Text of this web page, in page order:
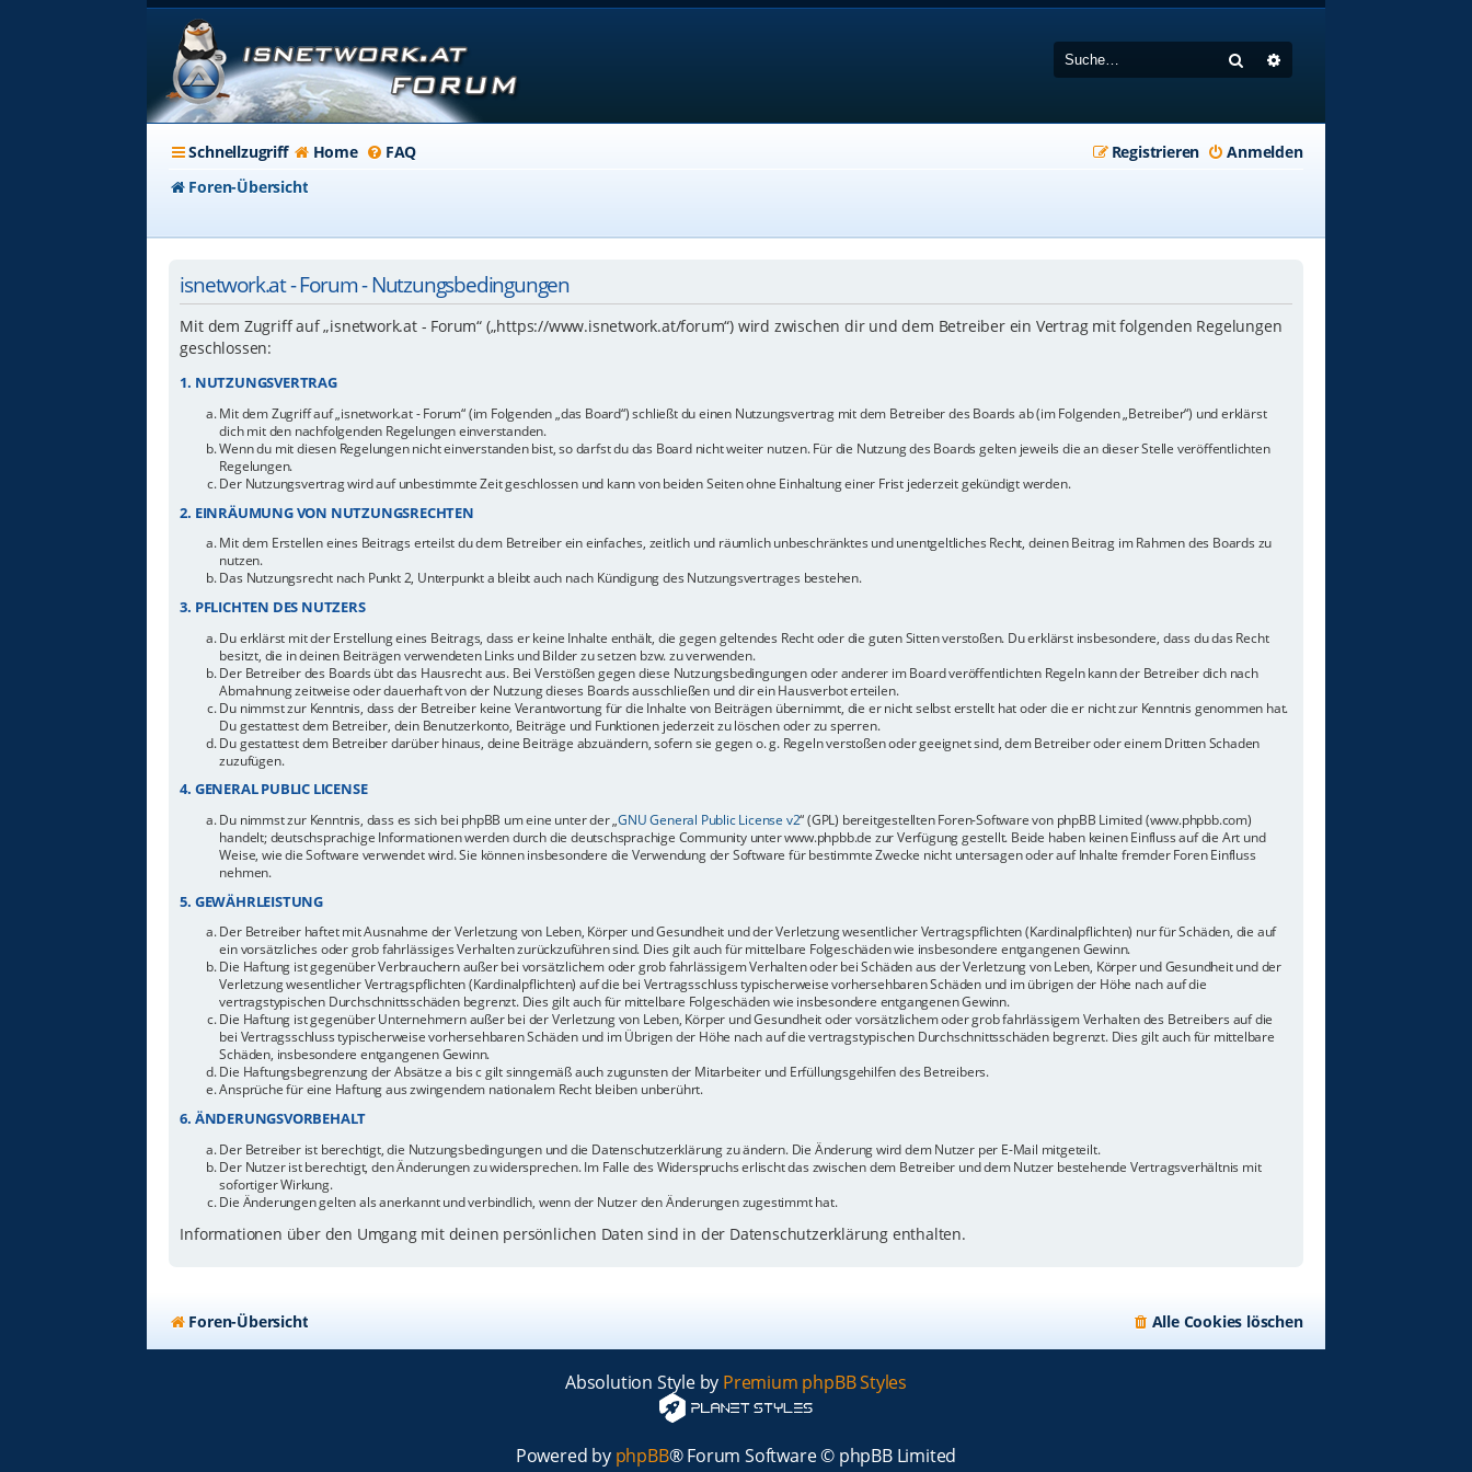
Suche
Schnellzugriff Home FAQ Anmelden
Registrieren
Foren-Übersicht
isnetwork.at - Forum - Nutzungsbedingungen
Mit dem Zugriff auf „isnetwork.at - Forum“ („https://www.isnetwork.at/forum“) wird zwischen dir und dem Betreiber ein Vertrag mit folgenden Regelungen
geschlossen:
1. NUTZUNGSVERTRAG
Mit dem Zugriff auf „isnetwork.at - Forum“ (im Folgenden „das Board“) schließt du einen Nutzungsvertrag mit dem Betreiber des Boards ab (im Folgenden „Betreiber“) und erklärst
dich mit den nachfolgenden Regelungen einverstanden.
Wenn du mit diesen Regelungen nicht einverstanden bist, so darfst du das Board nicht weiter nutzen. Für die Nutzung des Boards gelten jeweils die an dieser Stelle veröffentlichten
Regelungen.
Der Nutzungsvertrag wird auf unbestimmte Zeit geschlossen und kann von beiden Seiten ohne Einhaltung einer Frist jederzeit gekündigt werden.
2. EINRÄUMUNG VON NUTZUNGSRECHTEN
Mit dem Erstellen eines Beitrags erteilst du dem Betreiber ein einfaches, zeitlich und räumlich unbeschränktes und unentgeltliches Recht, deinen Beitrag im Rahmen des Boards zu
nutzen.
Das Nutzungsrecht nach Punkt 2, Unterpunkt a bleibt auch nach Kündigung des Nutzungsvertrages bestehen.
3. PFLICHTEN DES NUTZERS
Du erklärst mit der Erstellung eines Beitrags, dass er keine Inhalte enthält, die gegen geltendes Recht oder die guten Sitten verstoßen. Du erklärst insbesondere, dass du das Recht
besitzt, die in deinen Beiträgen verwendeten Links und Bilder zu setzen bzw. zu verwenden.
Der Betreiber des Boards übt das Hausrecht aus. Bei Verstößen gegen diese Nutzungsbedingungen oder anderer im Board veröffentlichten Regeln kann der Betreiber dich nach
Abmahnung zeitweise oder dauerhaft von der Nutzung dieses Boards ausschließen und dir ein Hausverbot erteilen.
Du nimmst zur Kenntnis, dass der Betreiber keine Verantwortung für die Inhalte von Beiträgen übernimmt, die er nicht selbst erstellt hat oder die er nicht zur Kenntnis genommen hat.
Du gestattest dem Betreiber, dein Benutzerkonto, Beiträge und Funktionen jederzeit zu löschen oder zu sperren.
Du gestattest dem Betreiber darüber hinaus, deine Beiträge abzuändern, sofern sie gegen o. g. Regeln verstoßen oder geeignet sind, dem Betreiber oder einem Dritten Schaden
zuzufügen.
4. GENERAL PUBLIC LICENSE
Du nimmst zur Kenntnis, dass es sich bei phpBB um eine unter der „GNU General Public License v2“ (GPL) bereitgestellten Foren-Software von phpBB Limited (www.phpbb.com)
handelt; deutschsprachige Informationen werden durch die deutschsprachige Community unter www.phpbb.de zur Verfügung gestellt. Beide haben keinen Einfluss auf die Art und
Weise, wie die Software verwendet wird. Sie können insbesondere die Verwendung der Software für bestimmte Zwecke nicht untersagen oder auf Inhalte fremder Foren Einfluss
nehmen.
5. GEWÄHRLEISTUNG
Der Betreiber haftet mit Ausnahme der Verletzung von Leben, Körper und Gesundheit und der Verletzung wesentlicher Vertragspflichten (Kardinalpflichten) nur für Schäden, die auf
ein vorsätzliches oder grob fahrlässiges Verhalten zurückzuführen sind. Dies gilt auch für mittelbare Folgeschäden wie insbesondere entgangenen Gewinn.
Die Haftung ist gegenüber Verbrauchern außer bei vorsätzlichem oder grob fahrlässigem Verhalten oder bei Schäden aus der Verletzung von Leben, Körper und Gesundheit und der
Verletzung wesentlicher Vertragspflichten (Kardinalpflichten) auf die bei Vertragsschluss typischerweise vorhersehbaren Schäden und im übrigen der Höhe nach auf die
vertragstypischen Durchschnittsschäden begrenzt. Dies gilt auch für mittelbare Folgeschäden wie insbesondere entgangenen Gewinn.
Die Haftung ist gegenüber Unternehmern außer bei der Verletzung von Leben, Körper und Gesundheit oder vorsätzlichem oder grob fahrlässigem Verhalten des Betreibers auf die
bei Vertragsschluss typischerweise vorhersehbaren Schäden und im Übrigen der Höhe nach auf die vertragstypischen Durchschnittsschäden begrenzt. Dies gilt auch für mittelbare
Schäden, insbesondere entgangenen Gewinn.
Die Haftungsbegrenzung der Absätze a bis c gilt sinngemäß auch zugunsten der Mitarbeiter und Erfüllungsgehilfen des Betreibers.
Ansprüche für eine Haftung aus zwingendem nationalem Recht bleiben unberührt.
6. ÄNDERUNGSVORBEHALT
Der Betreiber ist berechtigt, die Nutzungsbedingungen und die Datenschutzerklärung zu ändern. Die Änderung wird dem Nutzer per E-Mail mitgeteilt.
Der Nutzer ist berechtigt, den Änderungen zu widersprechen. Im Falle des Widerspruchs erlischt das zwischen dem Betreiber und dem Nutzer bestehende Vertragsverhältnis mit
sofortiger Wirkung.
Die Änderungen gelten als anerkannt und verbindlich, wenn der Nutzer den Änderungen zugestimmt hat.
Informationen über den Umgang mit deinen persönlichen Daten sind in der Datenschutzerklärung enthalten.
Foren-Übersicht Alle Cookies löschen
Absolution Style by Premium phpBB Styles
Powered by phpBB® Forum Software © phpBB Limited